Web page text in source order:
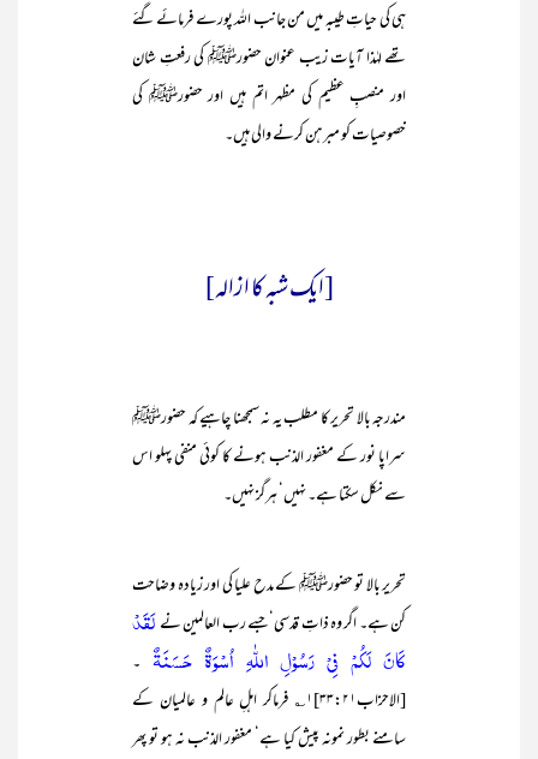
ہی کی حیاتِ طیبہ میں من جانب اللہ پورے فرمائے گئے
تھے لہٰذا آیات زیب عنوان حضورﷺ کی رفعتِ شان
اور منصبِ عظیم کی مظہر اتم ہیں اور حضورﷺ کی
خصوصیات کو مبرہن کرنے والی ہیں۔
[ایک شبہ کا ازالہ]
مندرجہ بالا تحریر کا مطلب یہ نہ سمجھنا چاہیے کہ حضورﷺ
سراپا نور کے مغفور الذنب ہونے کا کوئی منفی پہلو اس
سے نکل سکتا ہے۔ نہیں‘ ہرگز نہیں۔
تحریر بالا تو حضورﷺ کے مدح علیا کی اور زیادہ وضاحت
کن ہے۔ اگر وہ ذاتِ قدسی‘ جسے رب العالمین نےلَقَدْ
كَانَ لَكُمْ فِيْ رَسُوْلِ اللّٰهِ اُسْوَةٌ حَسَنَةٌ ۔
[الاحزاب۳۳:۲۱]۱؎ فرماکر اہلِ عالم و عالمیان کے
سامنے بطور نمونہ پیش کیا ہے‘ مغفور الذنب نہ ہو تو پھر